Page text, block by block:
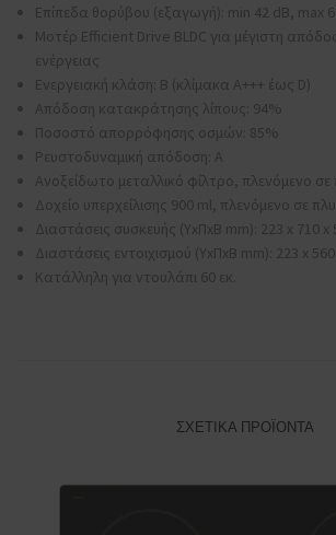
Επίπεδα θορύβου (εξαγωγή): min 42 dB, max
Μοτέρ Efficient Drive BLDC για μέγιστη
ενέργειας
Ενεργειακή κλάση: B (κλίμακα Α+++ έως D)
Απόδοση κατακράτησης λίπους: 94%
Ποσοστό απορρόφησης οσμών: 85%
Ρευστοδυναμική απόδοση: A
Ανοξείδωτο μεταλλικό φίλτρο, πλενόμενο σε
Δοχείο υπερχείλισης 900 ml, πλενόμενο σε
Διαστάσεις συσκευής (ΥxΠxΒ mm): 223 x 710 x
Διαστάσεις εντοιχισμού (ΥxΠxΒ mm): 223 x
Κατάλληλη για ντουλάπι 60 εκ.
ΣΧΕΤΙΚΆ ΠΡΟΪΌΝΤΑ